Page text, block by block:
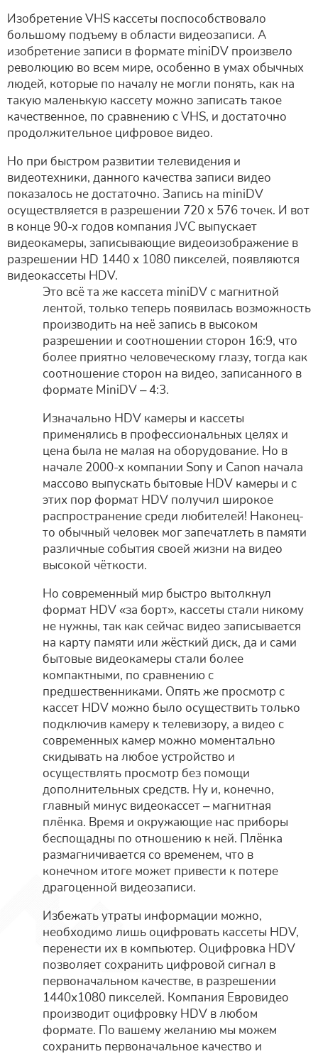
Изобретение VHS кассеты поспособствовало
большому подъему в области видеозаписи. А
изобретение записи в формате miniDV произвело
революцию во всем мире, особенно в умах обычных
людей, которые по началу не могли понять, как на
такую маленькую кассету можно записать такое
качественное, по сравнению с VHS, и достаточно
продолжительное цифровое видео.
Но при быстром развитии телевидения и
видеотехники, данного качества записи видео
показалось не достаточно. Запись на miniDV
осуществляется в разрешении 720 х 576 точек. И вот
в конце 90-х годов компания JVC выпускает
видеокамеры, записывающие видеоизображение в
разрешении HD 1440 х 1080 пикселей, появляются
видеокассеты HDV.
Это всё та же кассета miniDV с магнитной
лентой, только теперь появилась возможность
производить на неё запись в высоком
разрешении и соотношении сторон 16:9, что
более приятно человеческому глазу, тогда как
соотношение сторон на видео, записанного в
формате MiniDV – 4:3.
Изначально HDV камеры и кассеты
применялись в профессиональных целях и
цена была не малая на оборудование. Но в
начале 2000-х компании Sony и Canon начала
массово выпускать бытовые HDV камеры и с
этих пор формат HDV получил широкое
распространение среди любителей! Наконец-
то обычный человек мог запечатлеть в памяти
различные события своей жизни на видео
высокой чёткости.
Но современный мир быстро вытолкнул
формат HDV «за борт», кассеты стали никому
не нужны, так как сейчас видео записывается
на карту памяти или жёсткий диск, да и сами
бытовые видеокамеры стали более
компактными, по сравнению с
предшественниками. Опять же просмотр с
кассет HDV можно было осуществить только
подключив камеру к телевизору, а видео с
современных камер можно моментально
скидывать на любое устройство и
осуществлять просмотр без помощи
дополнительных средств. Ну и, конечно,
главный минус видеокассет – магнитная
плёнка. Время и окружающие нас приборы
беспощадны по отношению к ней. Плёнка
размагничивается со временем, что в
конечном итоге может привести к потере
драгоценной видеозаписи.
Избежать утраты информации можно,
необходимо лишь оцифровать кассеты HDV,
перенести их в компьютер. Оцифровка HDV
позволяет сохранить цифровой сигнал в
первоначальном качестве, в разрешении
1440х1080 пикселей. Компания Евровидео
производит оцифровку HDV в любом
формате. По вашему желанию мы можем
сохранить первоначальное качество и